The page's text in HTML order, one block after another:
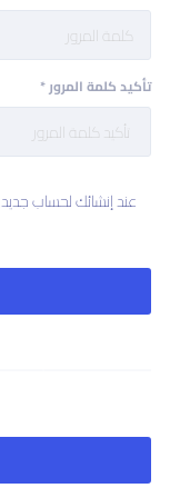
تأكيد كلمة المرور*
عند إنشائك لحساب جديد٫ فإنك توافق على